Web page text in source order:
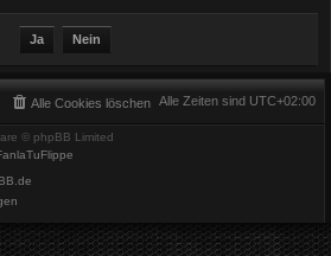
Alle Zeiten sind UTC+02:00
Alle Cookies löschen
© phpBB Limited